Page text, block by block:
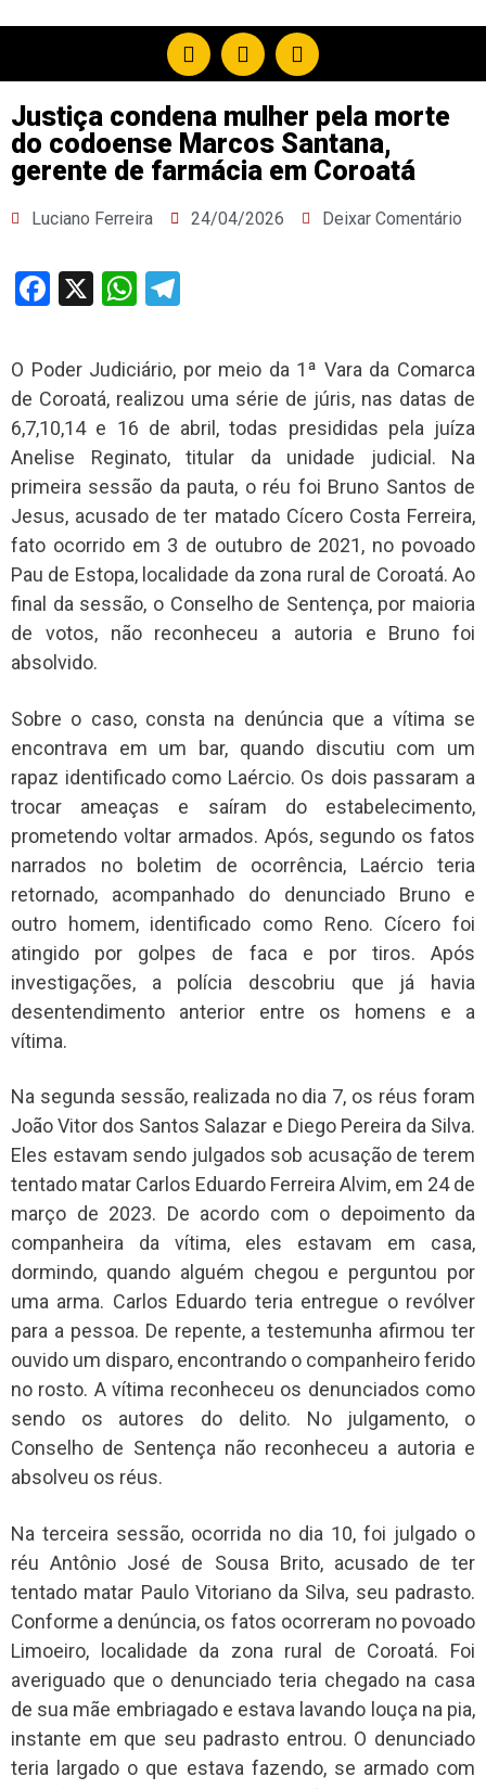
Justiça condena mulher pela morte
do codoense Marcos Santana,
gerente de farmácia em Coroatá
Luciano Ferreira 24/04/2026 Deixar Comentário
Facebook
X WhatsApp
O Poder Judiciário, por meio da 1ª Vara da Comarca
de Coroatá, realizou uma série de júris, nas datas de
6,7,10,14 e 16 de abril, todas presididas pela juíza
Anelise Reginato, titular da unidade judicial. Na
primeira sessão da pauta, o réu foi Bruno Santos de
Jesus, acusado de ter matado Cícero Costa Ferreira,
fato ocorrido em 3 de outubro de 2021, no povoado
Pau de Estopa, localidade da zona rural de Coroatá. Ao
final da sessão, o Conselho de Sentença, por maioria
de votos, não reconheceu a autoria e Bruno foi
absolvido.
Sobre o caso, consta na denúncia que a vítima se
encontrava em um bar, quando discutiu com um
rapaz identificado como Laércio. Os dois passaram a
trocar ameaças e saíram do estabelecimento,
prometendo voltar armados. Após, segundo os fatos
narrados no boletim de ocorrência, Laércio teria
retornado, acompanhado do denunciado Bruno e
outro homem, identificado como Reno. Cícero foi
atingido por golpes de faca e por tiros. Após
investigações, a polícia descobriu que já havia
desentendimento anterior entre os homens e a
vítima.
Na segunda sessão, realizada no dia 7, os réus foram
João Vitor dos Santos Salazar e Diego Pereira da Silva.
Eles estavam sendo julgados sob acusação de terem
tentado matar Carlos Eduardo Ferreira Alvim, em 24 de
março de 2023. De acordo com o depoimento da
companheira da vítima, eles estavam em casa,
dormindo, quando alguém chegou e perguntou por
uma arma. Carlos Eduardo teria entregue o revólver
para a pessoa. De repente, a testemunha afirmou ter
ouvido um disparo, encontrando o companheiro ferido
no rosto. A vítima reconheceu os denunciados como
sendo os autores do delito. No julgamento, o
Conselho de Sentença não reconheceu a autoria e
absolveu os réus.
Na terceira sessão, ocorrida no dia 10, foi julgado o
réu Antônio José de Sousa Brito, acusado de ter
tentado matar Paulo Vitoriano da Silva, seu padrasto.
Conforme a denúncia, os fatos ocorreram no povoado
Limoeiro, localidade da zona rural de Coroatá. Foi
averiguado que o denunciado teria chegado na casa
de sua mãe embriagado e estava lavando louça na pia,
instante em que seu padrasto entrou. O denunciado
teria largado o que estava fazendo, se armado com